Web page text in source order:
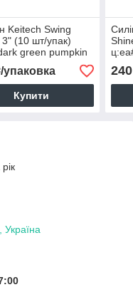
Keitech Swing
(10 шт/упак)
green pumpkin
Купити
240